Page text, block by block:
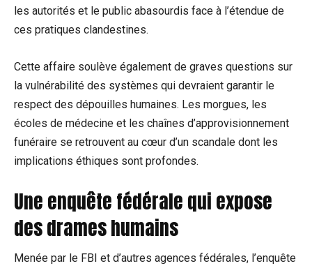
les autorités et le public abasourdis face à l’étendue de
ces pratiques clandestines.
Cette affaire soulève également de graves questions sur
la vulnérabilité des systèmes qui devraient garantir le
respect des dépouilles humaines. Les morgues, les
écoles de médecine et les chaînes d’approvisionnement
funéraire se retrouvent au cœur d’un scandale dont les
implications éthiques sont profondes.
Une enquête fédérale qui expose
des drames humains
Menée par le FBI et d’autres agences fédérales, l’enquête